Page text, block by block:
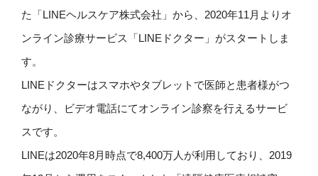
た「LINEヘルスケア株式会社」から、2020年11月よりオ
ンライン診療サービス「LINEドクター」がスタートしま
す。
LINEドクターはスマホやタブレットで医師と患者様がつ
ながり、ビデオ電話にてオンライン診察を行えるサービ
スです。
LINEは2020年8月時点で8,400万人が利用しており、2019